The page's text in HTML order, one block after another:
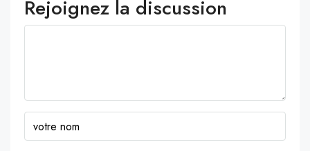
Rejoignez la discussion